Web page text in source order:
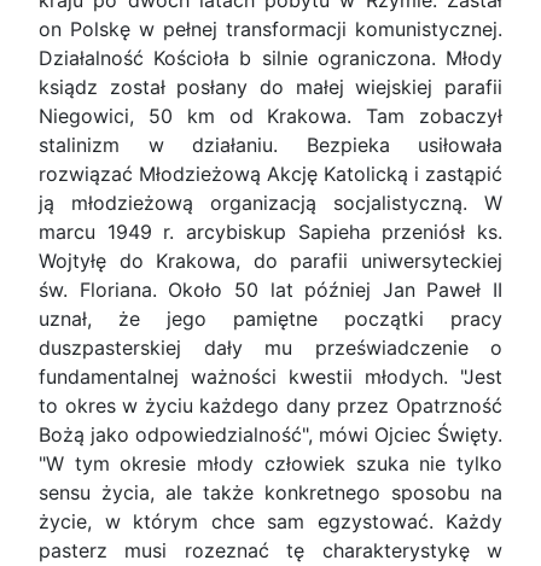
on Polskę w pełnej transformacji komunistycznej.
Działalność Kościoła b silnie ograniczona. Młody
ksiądz został posłany do małej wiejskiej parafii
Niegowici, 50 km od Krakowa. Tam zobaczył
stali­nizm w działaniu. Bezpieka usiłowała
rozwiązać Młodzieżową Akcję Katolicką i zastąpić
ją młodzie­żową organizacją socjalistyczną. W
marcu 1949 r. arcybiskup Sapieha przeniósł ks.
Wojtyłę do Kra­kowa, do parafii uniwersyteckiej
św. Floriana. Około 50 lat później Jan Paweł II
uznał, że jego pamiętne początki pracy
duszpasterskiej dały mu przeświadczenie o
fundamentalnej ważności kwe­stii młodych. "Jest
to okres w życiu każdego dany przez Opatrzność
Bożą jako odpowiedzialność", mówi Ojciec Święty.
"W tym okresie młody czło­wiek szuka nie tylko
sensu życia, ale także kon­kretnego sposobu na
życie, w którym chce sam egzystować. Każdy
pasterz musi rozeznać tę cha­rakterystykę w